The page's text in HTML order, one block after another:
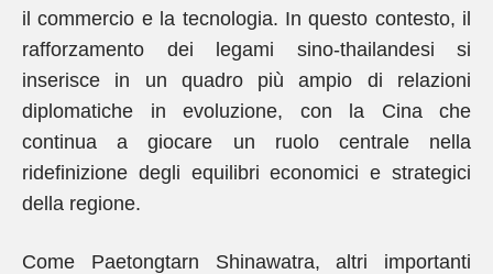
il commercio e la tecnologia. In questo contesto, il
rafforzamento dei legami sino-thailandesi si
inserisce in un quadro più ampio di relazioni
diplomatiche in evoluzione, con la Cina che
continua a giocare un ruolo centrale nella
ridefinizione degli equilibri economici e strategici
della regione.
Come Paetongtarn Shinawatra, altri importanti